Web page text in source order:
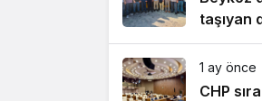
taşıyan
1 ay önce
CHP